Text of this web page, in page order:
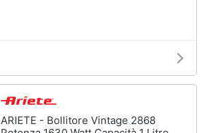
ARIETE - Bollitore Vintage 2868